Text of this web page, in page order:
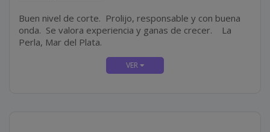
Buen nivel de corte. Prolijo, responsable y con buena
onda. Se valora experiencia y ganas de crecer. La
Perla, Mar del Plata.